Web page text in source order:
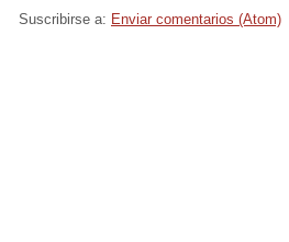
Suscribirse a: Enviar comentarios (Atom)